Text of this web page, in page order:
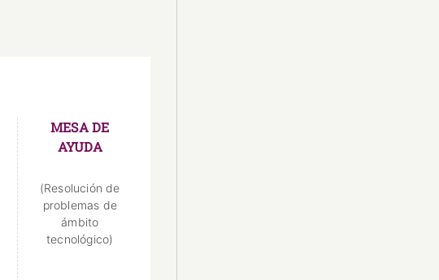
MESA DE
AYUDA
(Resolución de
problemas de
ámbito
tecnológico)